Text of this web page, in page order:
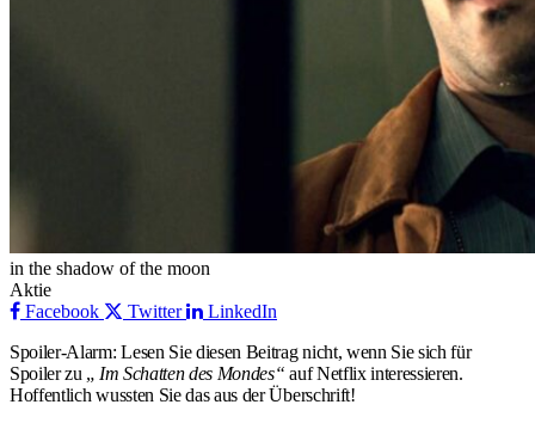
in the shadow of the moon
Aktie
Facebook
Twitter
LinkedIn
Spoiler-Alarm: Lesen Sie diesen Beitrag nicht, wenn Sie sich für
Spoiler zu „ Im Schatten des Mondes“ auf Netflix interessieren.
Hoffentlich wussten Sie das aus der Überschrift!